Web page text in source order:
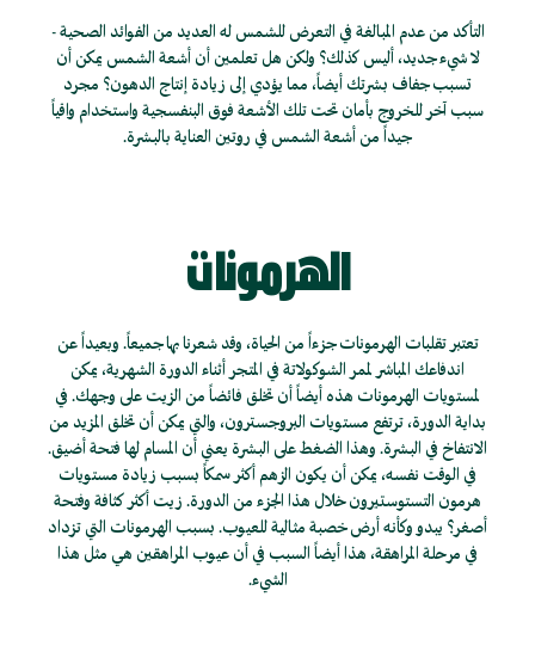
التأكد من عدم المبالغة في التعرض للشمس له العديد من الفوائد الصحية -
لا شيء جديد، أليس كذلك؟ ولكن هل تعلمين أن أشعة الشمس يمكن أن
تسبب جفاف بشرتك أيضاً، مما يؤدي إلى زيادة إنتاج الدهون؟ مجرد
سبب آخر للخروج بأمان تحت تلك الأشعة فوق البنفسجية واستخدام واقياً
جيداً من أشعة الشمس في روتين العناية بالبشرة.
الهرمونات
تعتبر تقلبات الهرمونات جزءاً من الحياة، وقد شعرنا بها جميعاً. وبعيداً عن
اندفاعك المباشر لممر الشوكولاتة في المتجر أثناء الدورة الشهرية، يمكن
لمستويات الهرمونات هذه أيضاً أن تخلق فائضاً من الزيت على وجهك. في
بداية الدورة، ترتفع مستويات البروجسترون، والتي يمكن أن تخلق المزيد من
الانتفاخ في البشرة. وهذا الضغط على البشرة يعني أن المسام لها فتحة أضيق.
في الوقت نفسه، يمكن أن يكون الزهم أكثر سمكاً بسبب زيادة مستويات
هرمون التستوستيرون خلال هذا الجزء من الدورة. زيت أكثر كثافة وفتحة
أصغر؟ يبدو وكأنه أرض خصبة مثالية للعيوب. بسبب الهرمونات التي تزداد
في مرحلة المراهقة، هذا أيضاً السبب في أن عيوب المراهقين هي مثل هذا
الشيء.